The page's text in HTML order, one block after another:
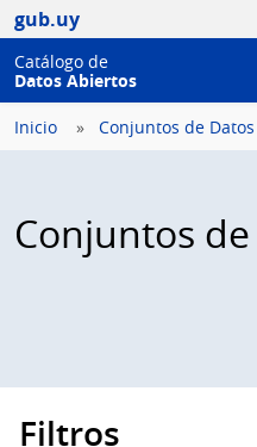
gub.uy
Catálogo de
Datos Abiertos
Inicio Conjuntos de Datos
Conjuntos
Filtros